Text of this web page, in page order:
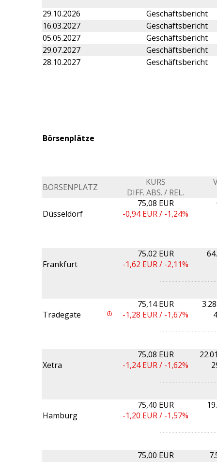
29.10.2026
Geschäftsbericht
16.03.2027
Geschäftsbericht
05.05.2027
Geschäftsbericht
29.07.2027
Geschäftsbericht
28.10.2027
Geschäftsbericht
Börsenplätze
BÖRSENPLATZ
KURS
DIFF. ABS. / REL.
Düsseldorf
75,08 EUR
-0,94EUR / -1,24%
Frankfurt
75,02 EUR
-1,62 EUR / -2,11%
Tradegate
75,14 EUR
-1,28 EUR / -1,67%
Xetra
75,08 EUR
-1,24EUR / -1,62%
Hamburg
75,40 EUR
-1,20 EUR / -1,57%
75,00 EUR